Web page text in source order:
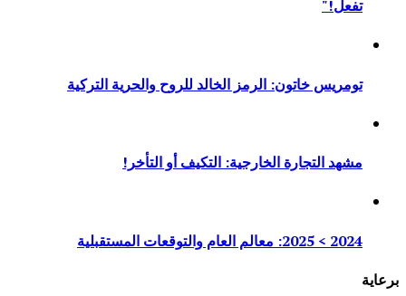
تفعل!"
تومريس خاتون: الرمز الخالد للروح والحرية التركية
مشهد التجارة الخارجية: التكيف أو التأخر!
2024 > 2025: معالم العام والتوقعات المستقبلية
برعاية